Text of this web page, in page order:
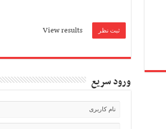
View results
ورود سریع